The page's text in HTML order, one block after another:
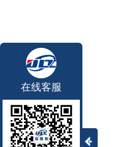
在线客服